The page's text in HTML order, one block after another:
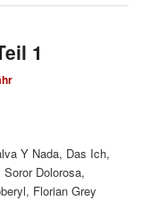
1
Y Nada, Das Ich,
Dolorosa,
Florian Grey